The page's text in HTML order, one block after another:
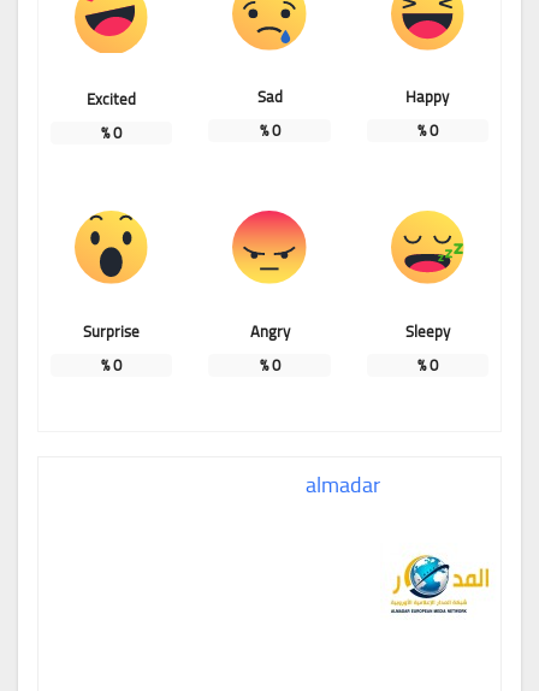
Happy
0
%
Sad
0
%
Excited
0
%
Sleepy
0
%
Angry
0
%
Surprise
0
%
almadar